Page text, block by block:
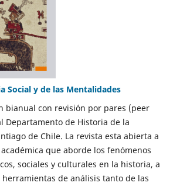
Social y de las Mentalidades
bianual con revisión por pares (peer
Departamento de Historia de la
de Chile. La revista esta abierta a
que aborde los fenómenos
sociales y culturales en la historia, a
de análisis tanto de las